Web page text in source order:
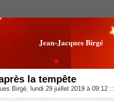
Jean-Jacques Birgé
la tempête
Birgé, lundi 29 juillet 2019 à 09:12 ::